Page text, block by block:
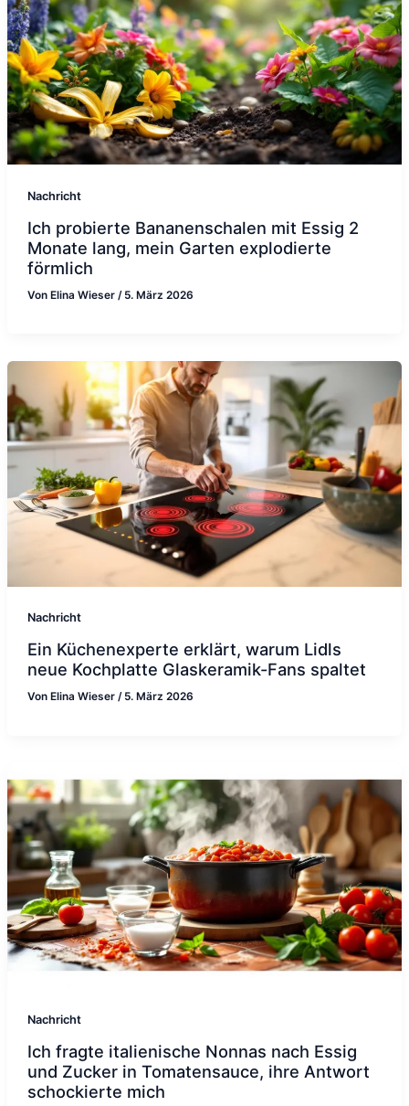
Nachricht
Ich probierte Bananenschalen mit Essig 2
Monate lang, mein Garten explodierte
förmlich
Von Elina Wieser / 5. März 2026
Nachricht
Ein Küchenexperte erklärt, warum Lidls
neue Kochplatte Glaskeramik-Fans spaltet
Von Elina Wieser / 5. März 2026
Nachricht
Ich fragte italienische Nonnas nach Essig
und Zucker in Tomatensauce, ihre Antwort
schockierte mich